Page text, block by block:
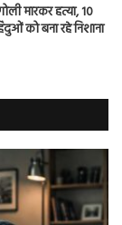
मारकर हत्या, 10
को बना रहे निशाना